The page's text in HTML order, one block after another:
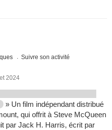
Suivre son activité
2024
» Un film indépendant distribué
qui offrit à Steve McQueen
par Jack H. Harris, écrit par